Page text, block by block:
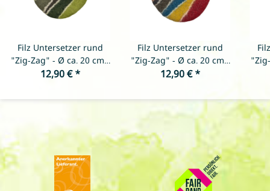
Filz Untersetzer rund
"Zig-Zag" - Ø ca. 20 cm -
Grün
12,90 €*
Filz Untersetzer rund
"Zig-Zag" - Ø ca. 20 cm -
Bunt
12,90 €*